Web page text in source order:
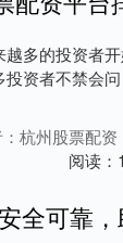
多的投资者
资者不禁会
杭州股票配资
阅读：
全可靠